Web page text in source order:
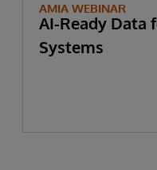
AMIA WEBINAR
AI-Ready Data
Systems